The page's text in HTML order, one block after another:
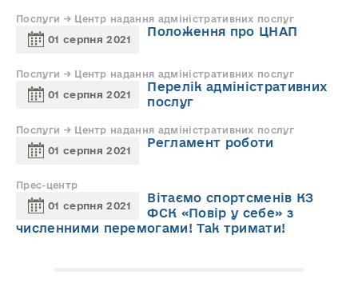
Послуги → Центр надання адміністративних послуг
01 серпня 2021
Положення про ЦНАП
Послуги → Центр надання адміністративних послуг
01 серпня 2021
Перелік адміністративних
послуг
Послуги → Центр надання адміністративних послуг
01 серпня 2021
Регламент роботи
Прес-центр
01 серпня 2021
Вітаємо спортсменів КЗ
ФСК «Повір у себе» з
численними перемогами! Так тримати!